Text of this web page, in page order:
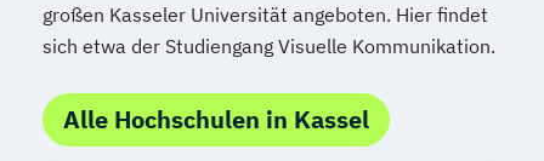
großen Kasseler Universität angeboten. Hier findet
sich etwa der Studiengang Visuelle Kommunikation.
Alle Hochschulen in Kassel